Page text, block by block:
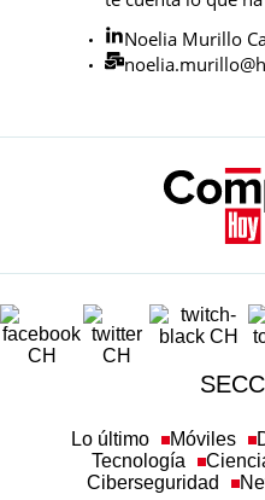
Noelia Murillo
Móviles